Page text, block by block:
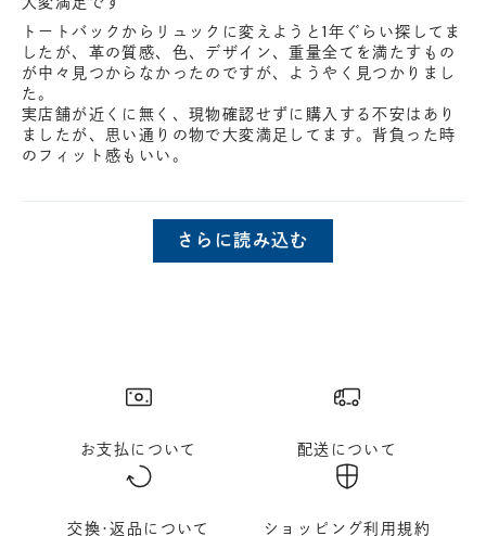
トートバックからリュックに変えようと1年ぐらい探してま
したが、革の質感、色、デザイン、重量全てを満たすもの
が中々見つからなかったのですが、ようやく見つかりまし
た。
実店舗が近くに無く、現物確認せずに購入する不安はあり
ましたが、思い通りの物で大変満足してます。背負った時
のフィット感もいい。
さらに読み込む
お支払について 配送について
交換･返品について ショッピング利用規約